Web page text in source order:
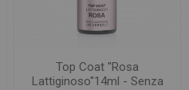
Top Coat ''Rosa
Lattiginoso''14ml - Senza